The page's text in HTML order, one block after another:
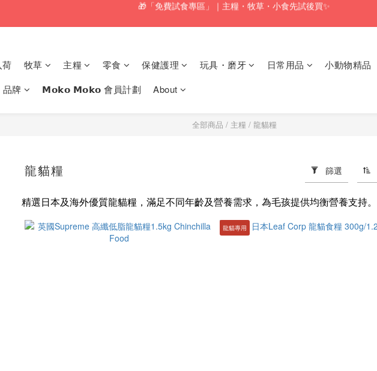
🚚訂單折實$350以上即可享本地包郵📦
牧草 主糧 零食 保健護理 玩具・磨牙 日常用品 小動物精品
品牌 𝗠𝗼𝗸𝗼 𝗠𝗼𝗸𝗼 會員計劃 About
全部商品 / 主糧 / 龍貓糧
龍貓糧 篩選
精選日本及海外優質龍貓糧，滿足不同年齡及營養需求，為毛孩提供均衡營養支持。
龍貓專用